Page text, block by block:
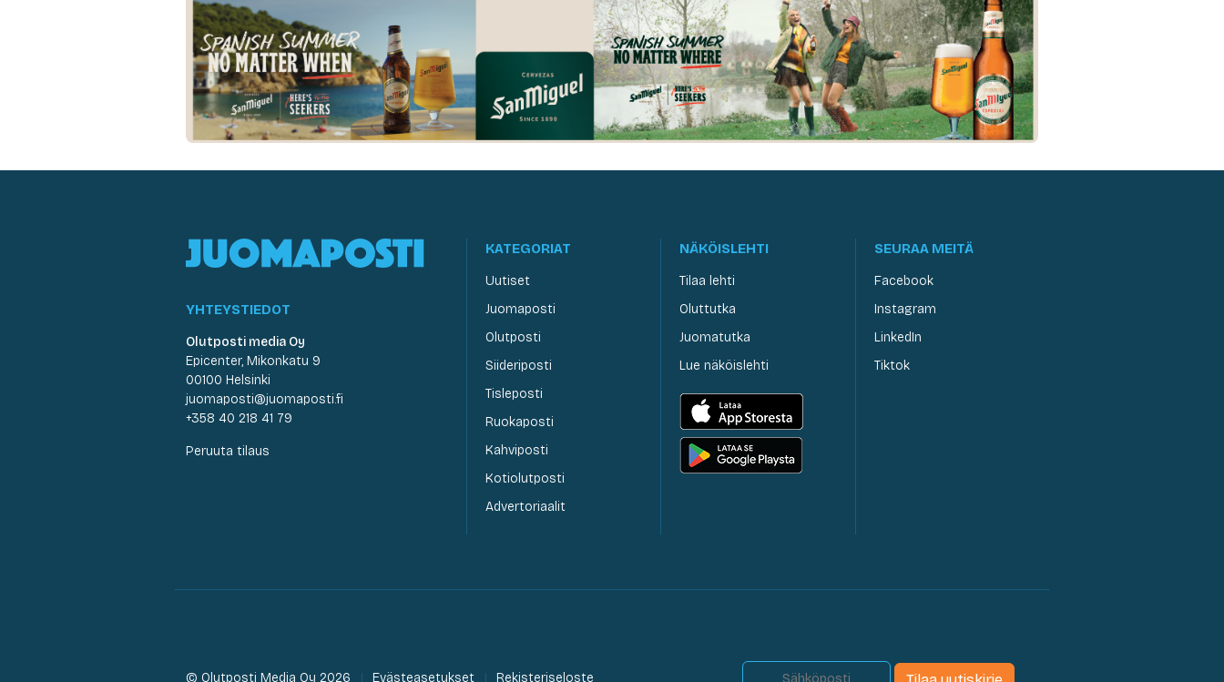
YHTEYSTIEDOT
Olutposti media Oy
Epicenter, Mikonkatu 9
00100 Helsinki
juomaposti@juomaposti.fi
+358 40 218 41 79
Peruuta tilaus
KATEGORIAT
Uutiset
Juomaposti
Olutposti
Siideriposti
Tisleposti
Ruokaposti
Kahviposti
Kotiolutposti
Advertoriaalit
NÄKÖISLEHTI
Tilaa lehti
Oluttutka
Juomatutka
Lue näköislehti
SEURAA MEITÄ
Facebook
Instagram
LinkedIn
Tiktok
© Olutposti Media Oy 2026 Evästeasetukset Rekisteriseloste